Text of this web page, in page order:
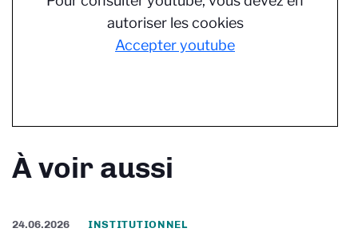
autoriser les cookies
Accepter youtube
À voir aussi
24.06.2026 INSTITUTIONNEL